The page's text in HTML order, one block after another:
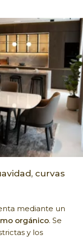
curvas
mediante un
orgánico. Se
y los